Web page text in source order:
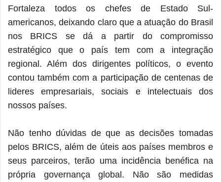
Fortaleza todos os chefes de Estado Sul-
americanos, deixando claro que a atuação do Brasil
nos BRICS se dá a partir do compromisso
estratégico que o país tem com a integração
regional. Além dos dirigentes políticos, o evento
contou também com a participação de centenas de
lideres empresariais, sociais e intelectuais dos
nossos países.
Não tenho dúvidas de que as decisões tomadas
pelos BRICS, além de úteis aos países membros e
seus parceiros, terão uma incidência benéfica na
própria governança global. Não são medidas